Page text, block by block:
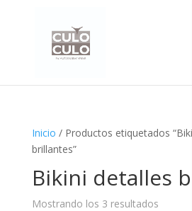
Inicio / Productos etiquetados
brillantes”
Bikini detalles
Mostrando los 3 resultados